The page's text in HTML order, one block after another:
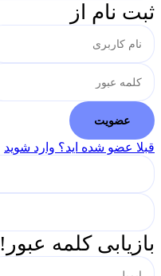
ثبت نام از
قبلا عضو شده اید؟ وارد شوید
بازیابی کلمه عبور!